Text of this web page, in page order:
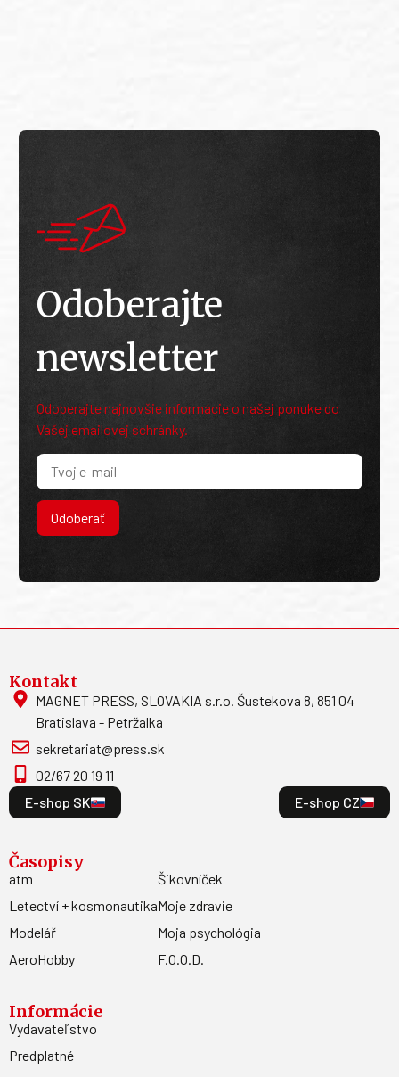
Odoberajte
newsletter
Odoberajte najnovšie informácie o našej ponuke do
Vašej emailovej schránky.
Odoberať
Kontakt
MAGNET PRESS, SLOVAKIA s.r.o. Šustekova 8, 851 04
Bratislava - Petržalka
sekretariat@press.sk
02/67 20 19 11
E-shop SK
E-shop CZ
Časopisy
atm
Letectví + kosmonautika
Modelář
AeroHobby
Šikovníček
Moje zdravie
Moja psychológia
F.O.O.D.
Informácie
Vydavateľstvo
Predplatné